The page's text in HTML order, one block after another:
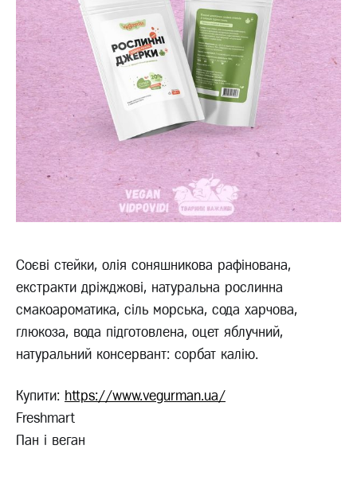
Соєві стейки, олія соняшникова рафінована,
екстракти дріжджові, натуральна рослинна
смакоароматика, сіль морська, сода харчова,
глюкоза, вода підготовлена, оцет яблучний,
натуральний консервант: сорбат калію.
Купити: https://www.vegurman.ua/
Freshmart
Пан і веган